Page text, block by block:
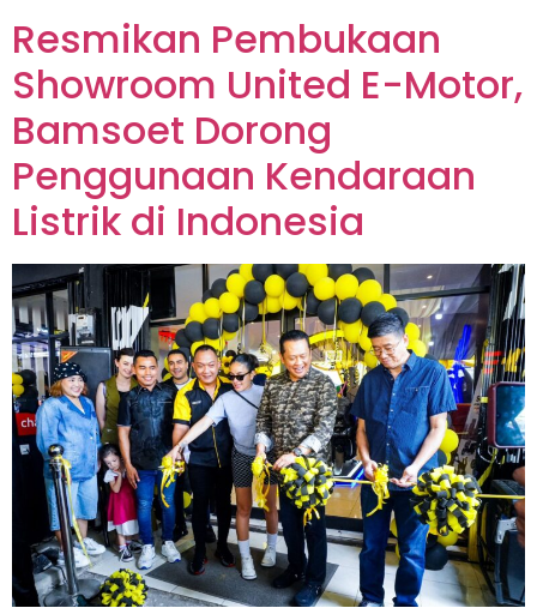
Resmikan Pembukaan
Showroom United E-Motor,
Bamsoet Dorong
Penggunaan Kendaraan
Listrik di Indonesia